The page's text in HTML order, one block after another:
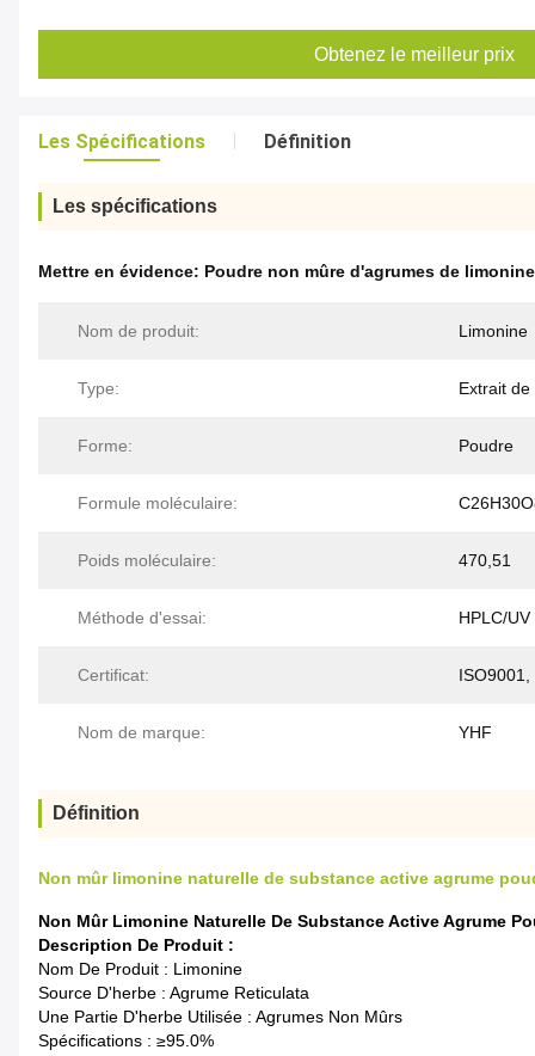
Obtenez le meilleur prix
Les Spécifications Définition
Les spécifications
Mettre en évidence: Poudre non mûre d'agrumes de limonine
Nom de produit: Limonine
Type: Extrait de
Forme: Poudre
Formule moléculaire:
Poids moléculaire: 470,51
Méthode d'essai: HPLC/UV
Certificat: ISO9001,
Nom de marque: YHF
Définition
Non mûr limonine naturelle de substance active agrume
Non Mûr Limonine Naturelle De Substance Active Agrume
Description De Produit :
Nom De Produit : Limonine
Source D'herbe : Agrume Reticulata
Une Partie D'herbe Utilisée : Agrumes Non Mûrs
Spécifications : ≥95.0%